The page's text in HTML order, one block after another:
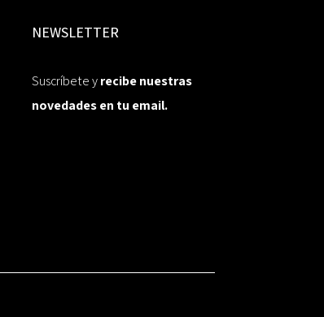
NEWSLETTER
Suscríbete yrecibe nuestras
novedades en tu email.